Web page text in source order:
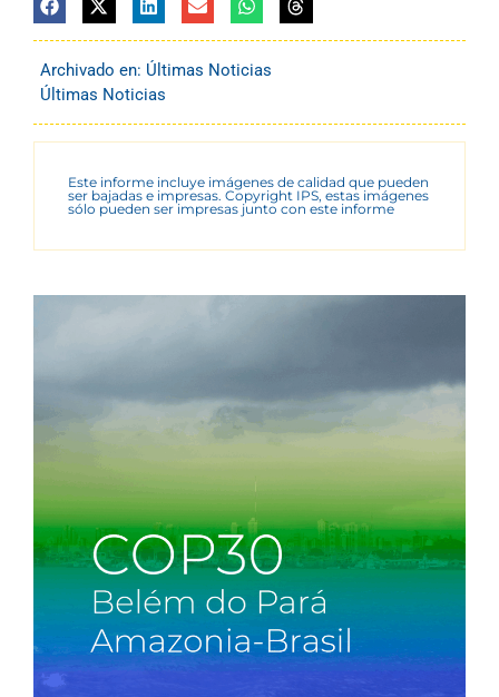
Archivado en: Últimas Noticias
Últimas Noticias
Este informe incluye imágenes de calidad que pueden
ser bajadas e impresas. Copyright IPS, estas imágenes
sólo pueden ser impresas junto con este informe